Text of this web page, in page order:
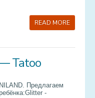
READ MORE
Tatoo
Предлагаем
-